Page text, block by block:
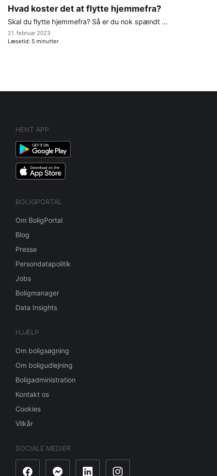
Hvad koster det at flytte hjemmefra?
Skal du flytte hjemmefra? Så er du nok spændt ...
21. februar 2023
Læsetid: 5 minutter
HENT APP
BOLIGPORTAL
Om BoligPortal
Blog
Presse
Persondatapolitik
Jobs
Boligmanager
Data Insights
HJÆLP
Om boligsøgning
Om boligudlejning
Boligadministration
Kontakt os
Cookies
Vilkår
SOCIALE MEDIER